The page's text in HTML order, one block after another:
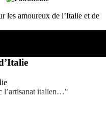
les amoureux de l’Italie et de
l’artisanat italien…"